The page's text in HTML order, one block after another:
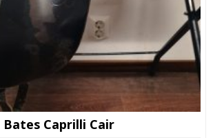
Bates Caprilli Cair